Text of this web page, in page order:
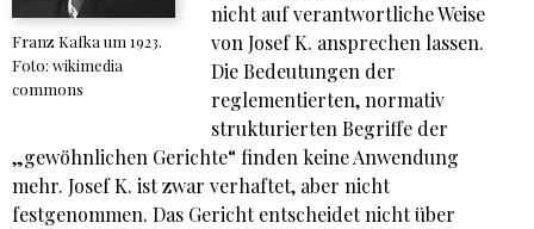
Franz Kafka um 1923.
Foto: wikimedia
commons
nicht auf verantwortliche Weise
von Josef K. ansprechen lassen.
Die Bedeutungen der
reglementierten, normativ
strukturierten Begriffe der
„gewöhnlichen Gerichte“ finden keine Anwendung
mehr. Josef K. ist zwar verhaftet, aber nicht
festgenommen. Das Gericht entscheidet nicht über